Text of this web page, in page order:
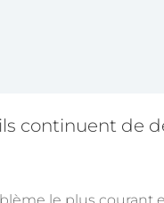
continuent de